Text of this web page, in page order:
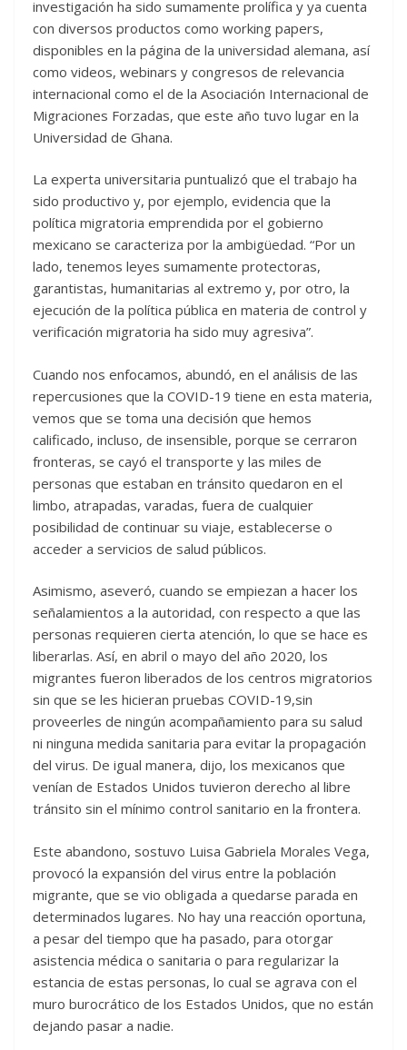
investigación ha sido sumamente prolífica y ya cuenta
con diversos productos como working papers,
disponibles en la página de la universidad alemana, así
como videos, webinars y congresos de relevancia
internacional como el de la Asociación Internacional de
Migraciones Forzadas, que este año tuvo lugar en la
Universidad de Ghana.
La experta universitaria puntualizó que el trabajo ha
sido productivo y, por ejemplo, evidencia que la
política migratoria emprendida por el gobierno
mexicano se caracteriza por la ambigüedad. “Por un
lado, tenemos leyes sumamente protectoras,
garantistas, humanitarias al extremo y, por otro, la
ejecución de la política pública en materia de control y
verificación migratoria ha sido muy agresiva”.
Cuando nos enfocamos, abundó, en el análisis de las
repercusiones que la COVID-19 tiene en esta materia,
vemos que se toma una decisión que hemos
calificado, incluso, de insensible, porque se cerraron
fronteras, se cayó el transporte y las miles de
personas que estaban en tránsito quedaron en el
limbo, atrapadas, varadas, fuera de cualquier
posibilidad de continuar su viaje, establecerse o
acceder a servicios de salud públicos.
Asimismo, aseveró, cuando se empiezan a hacer los
señalamientos a la autoridad, con respecto a que las
personas requieren cierta atención, lo que se hace es
liberarlas. Así, en abril o mayo del año 2020, los
migrantes fueron liberados de los centros migratorios
sin que se les hicieran pruebas COVID-19,sin
proveerles de ningún acompañamiento para su salud
ni ninguna medida sanitaria para evitar la propagación
del virus. De igual manera, dijo, los mexicanos que
venían de Estados Unidos tuvieron derecho al libre
tránsito sin el mínimo control sanitario en la frontera.
Este abandono, sostuvo Luisa Gabriela Morales Vega,
provocó la expansión del virus entre la población
migrante, que se vio obligada a quedarse parada en
determinados lugares. No hay una reacción oportuna,
a pesar del tiempo que ha pasado, para otorgar
asistencia médica o sanitaria o para regularizar la
estancia de estas personas, lo cual se agrava con el
muro burocrático de los Estados Unidos, que no están
dejando pasar a nadie.